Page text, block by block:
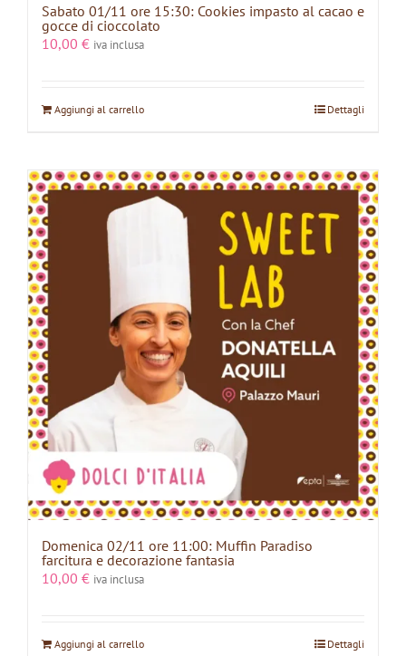
Sabato 01/11 ore 15:30: Cookies impasto al cacao e
gocce di cioccolato
10,00 € iva inclusa
Aggiungi al carrello Dettagli
Domenica 02/11 ore 11:00: Muffin Paradiso
farcitura e decorazione fantasia
10,00 € iva inclusa
Aggiungi al carrello Dettagli